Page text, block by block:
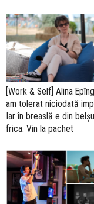
[Work & Self] Alina
am tolerat niciodată
Iar în breaslă e din
frica. Vin la pachet